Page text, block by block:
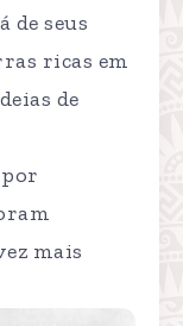
de seus
ricas em
de
mais